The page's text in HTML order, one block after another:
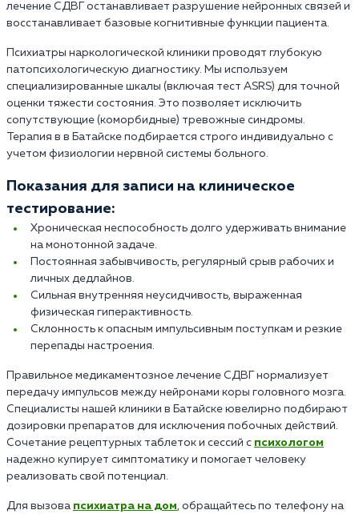
лечение СДВГ останавливает разрушение нейронных связей и
восстанавливает базовые когнитивные функции пациента.
Психиатры наркологической клиники проводят глубокую
патопсихологическую диагностику. Мы используем
специализированные шкалы (включая тест ASRS) для точной
оценки тяжести состояния. Это позволяет исключить
сопутствующие (коморбидные) тревожные синдромы.
Терапия в в Батайске подбирается строго индивидуально с
учетом физиологии нервной системы больного.
Показания для записи на клиническое
тестирование:
Хроническая неспособность долго удерживать внимание
на монотонной задаче.
Постоянная забывчивость, регулярный срыв рабочих и
личных дедлайнов.
Сильная внутренняя неусидчивость, выраженная
физическая гиперактивность.
Склонность к опасным импульсивным поступкам и резкие
перепады настроения.
Правильное медикаментозное лечение СДВГ нормализует
передачу импульсов между нейронами коры головного мозга.
Специалисты нашей клиники в Батайске ювелирно подбирают
дозировки препаратов для исключения побочных действий.
Сочетание рецептурных таблеток и сессий с психологом
надежно купирует симптоматику и помогает человеку
реализовать свой потенциал.
Для вызова психиатра на дом, обращайтесь по телефону на